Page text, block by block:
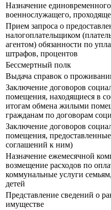
Назначение
военнослужащего,
Прием запроса о
налогоплательщиком
агентом) обязанности по
штрафов, процентов
Бессмертный полк
Выдача справок о
Заключение договоров
помещения, находящиеся в
итогам обмена жилыми
гражданам по договорам
Заключение договоров
помещения,
соглашений к ним)
Назначение ежемесячной
возмещение расходов по
коммунальные услуги
детей
Представление сведений о
имуществе